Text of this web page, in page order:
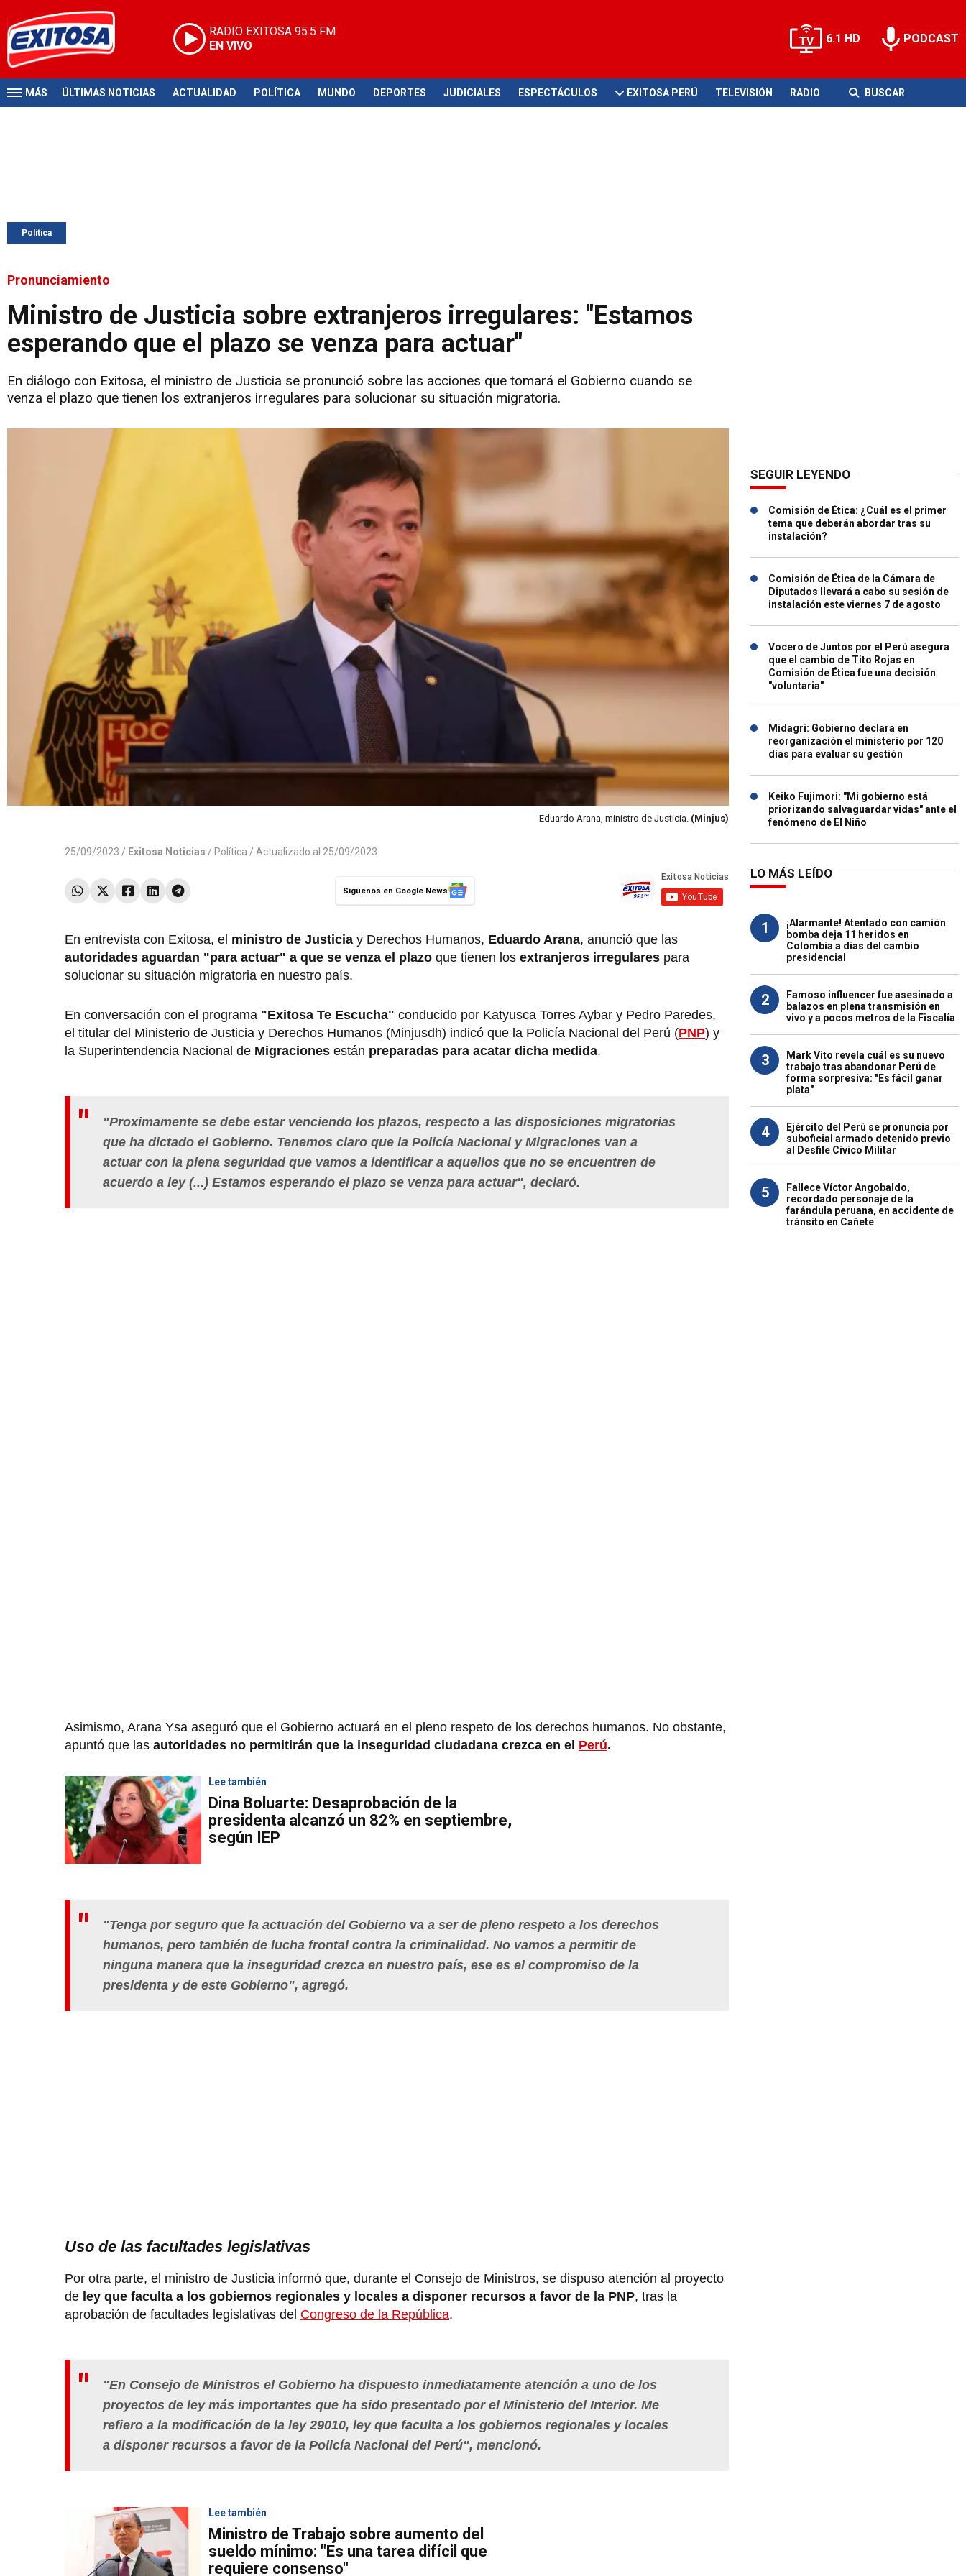
RADIO EXITOSA 95.5 FM
EN VIVO
6.1 HD PODCAST
MÁS ÚLTIMAS NOTICIAS ACTUALIDAD POLÍTICA MUNDO DEPORTES JUDICIALES ESPECTÁCULOS EXITOSA PERÚ TELEVISIÓN RADIO BUSCAR
Política
Pronunciamiento
Ministro de Justicia sobre extranjeros irregulares: "Estamos
esperando que el plazo se venza para actuar"
En diálogo con Exitosa, el ministro de Justicia se pronunció sobre las acciones que tomará el Gobierno cuando se
venza el plazo que tienen los extranjeros irregulares para solucionar su situación migratoria.
Eduardo Arana, ministro de Justicia. (Minjus)
25/09/2023 / Exitosa Noticias / Política / Actualizado al 25/09/2023
Síguenos en Google News
En entrevista con Exitosa, el ministro de Justicia y Derechos Humanos, Eduardo Arana, anunció que las
autoridades aguardan "para actuar" a que se venza el plazo que tienen los extranjeros irregulares para
solucionar su situación migratoria en nuestro país.
En conversación con el programa "Exitosa Te Escucha" conducido por Katyusca Torres Aybar y Pedro Paredes,
el titular del Ministerio de Justicia y Derechos Humanos (Minjusdh) indicó que la Policía Nacional del Perú (PNP) y
la Superintendencia Nacional de Migraciones están preparadas para acatar dicha medida.
"Proximamente se debe estar venciendo los plazos, respecto a las disposiciones migratorias
que ha dictado el Gobierno. Tenemos claro que la Policía Nacional y Migraciones van a
actuar con la plena seguridad que vamos a identificar a aquellos que no se encuentren de
acuerdo a ley (...) Estamos esperando el plazo se venza para actuar", declaró.
Asimismo, Arana Ysa aseguró que el Gobierno actuará en el pleno respeto de los derechos humanos. No obstante,
apuntó que las autoridades no permitirán que la inseguridad ciudadana crezca en el Perú.
Lee también
Dina Boluarte: Desaprobación de la
presidenta alcanzó un 82% en septiembre,
según IEP
"Tenga por seguro que la actuación del Gobierno va a ser de pleno respeto a los derechos
humanos, pero también de lucha frontal contra la criminalidad. No vamos a permitir de
ninguna manera que la inseguridad crezca en nuestro país, ese es el compromiso de la
presidenta y de este Gobierno", agregó.
Uso de las facultades legislativas
Por otra parte, el ministro de Justicia informó que, durante el Consejo de Ministros, se dispuso atención al proyecto
de ley que faculta a los gobiernos regionales y locales a disponer recursos a favor de la PNP, tras la
aprobación de facultades legislativas del Congreso de la República.
"En Consejo de Ministros el Gobierno ha dispuesto inmediatamente atención a uno de los
proyectos de ley más importantes que ha sido presentado por el Ministerio del Interior. Me
refiero a la modificación de la ley 29010, ley que faculta a los gobiernos regionales y locales
a disponer recursos a favor de la Policía Nacional del Perú", mencionó.
Lee también
Ministro de Trabajo sobre aumento del
sueldo mínimo: "Es una tarea difícil que
requiere consenso"
SEGUIR LEYENDO
Comisión de Ética: ¿Cuál es el primer
tema que deberán abordar tras su
instalación?
Comisión de Ética de la Cámara de
Diputados llevará a cabo su sesión de
instalación este viernes 7 de agosto
Vocero de Juntos por el Perú asegura
que el cambio de Tito Rojas en
Comisión de Ética fue una decisión
"voluntaria"
Midagri: Gobierno declara en
reorganización el ministerio por 120
días para evaluar su gestión
Keiko Fujimori: "Mi gobierno está
priorizando salvaguardar vidas" ante el
fenómeno de El Niño
LO MÁS LEÍDO
1
¡Alarmante! Atentado con camión
bomba deja 11 heridos en
Colombia a días del cambio
presidencial
2
Famoso influencer fue asesinado a
balazos en plena transmisión en
vivo y a pocos metros de la Fiscalía
3
Mark Vito revela cuál es su nuevo
trabajo tras abandonar Perú de
forma sorpresiva: "Es fácil ganar
plata"
4
Ejército del Perú se pronuncia por
suboficial armado detenido previo
al Desfile Cívico Militar
5
Fallece Víctor Angobaldo,
recordado personaje de la
farándula peruana, en accidente de
tránsito en Cañete